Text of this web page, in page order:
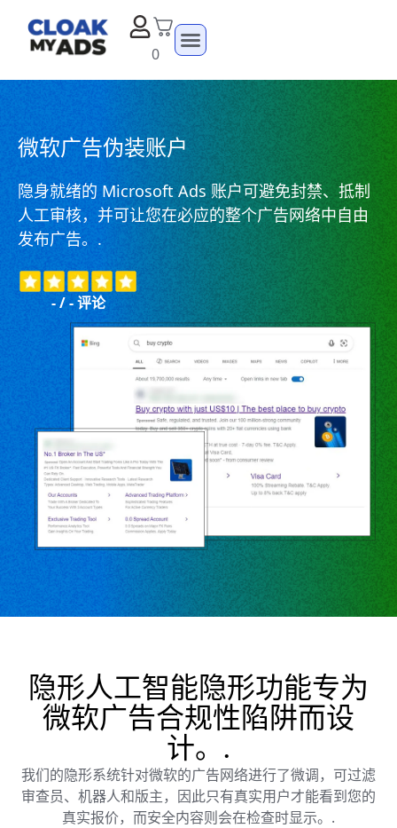
0
微软广告伪装账户
隐身就绪的 Microsoft Ads 账户可避免封禁、抵制
人工审核，并可让您在必应的整个广告网络中自由
发布广告。.
-/-评论
隐形人工智能隐形功能专为
微软广告合规性陷阱而设
计。.
我们的隐形系统针对微软的广告网络进行了微调，可过滤
审查员、机器人和版主，因此只有真实用户才能看到您的
真实报价，而安全内容则会在检查时显示。.